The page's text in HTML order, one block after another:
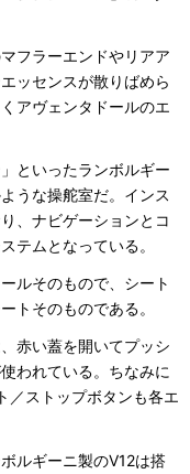
フラーエンドやリアア
ッセンスが散りばめら
アヴェンタドールのエ
といったランボルギー
うな操舵室だ。インス
、ナビゲーションとコ
テムとなっている。
ルそのもので、シート
トそのものである。
赤い蓋を開いてプッシ
われている。ちなみに
／ストップボタンも各エ
ルギーニ製のV12は搭